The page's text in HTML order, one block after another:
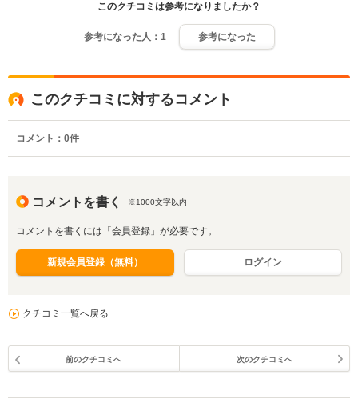
このクチコミは参考になりましたか？
参考になった人： 1 参考になった
このクチコミに対するコメント
コメント： 0件
コメントを書く ※1000文字以内
コメントを書くには「会員登録」が必要です。
新規会員登録（無料） ログイン
クチコミ一覧へ戻る
前のクチコミへ 次のクチコミへ